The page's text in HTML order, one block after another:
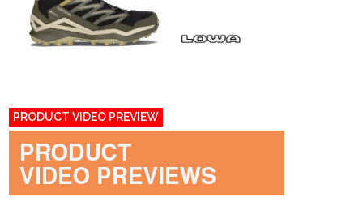
PRODUCT VIDEO PREVIEW